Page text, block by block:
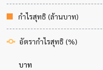
กำไรสุทธิ (ล้านบาท)
อัตรากำไรสุทธิ (%)